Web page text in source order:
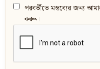
পরবর্তীতে মন্তব্যের জন্য
করুন।